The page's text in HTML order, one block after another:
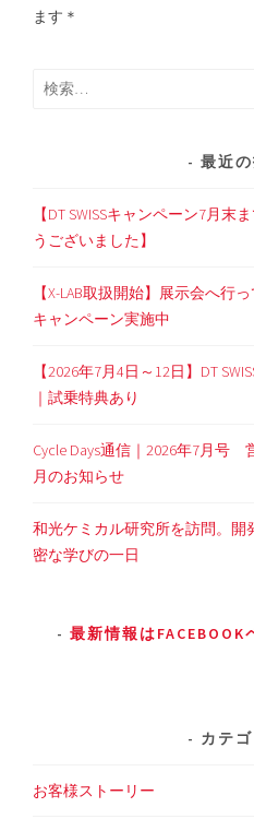
ます＊
検
最近
【DT SWISSキャンペーン7月
うございました】
【X-LAB取扱開始】展示会へ行
キャンペーン実施中
【2026年7月4日～12日】DT
｜試乗特典あり
Cycle Days通信｜2026年7月号
月のお知らせ
和光ケミカル研究所を訪問。開
密な学びの一日
最新情報はFACEBOOK
カテ
お客様ストーリー